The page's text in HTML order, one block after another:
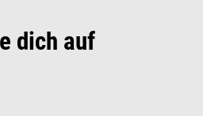
dich auf